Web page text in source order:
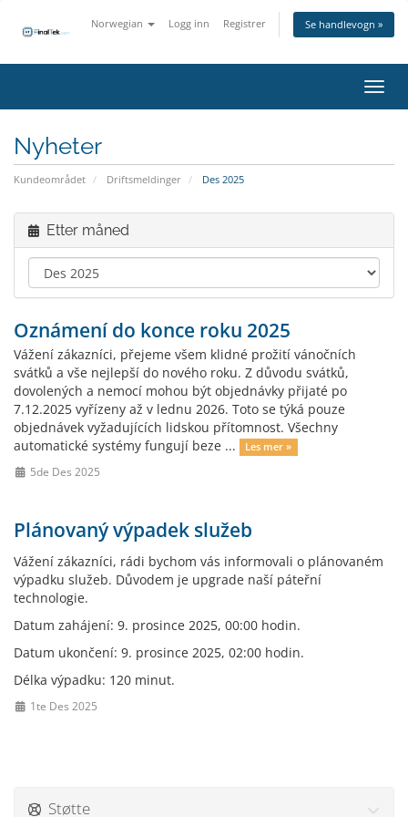
Norwegian Logg inn Registrer Se handlevogn »
Bytt
Nyheter
Kundeområdet Driftsmeldinger Des 2025
Etter måned
Oznámení do konce roku 2025
Vážení zákazníci, přejeme všem klidné prožití vánočních
svátků a vše nejlepší do nového roku. Z důvodu svátků,
dovolených a nemocí mohou být objednávky přijaté po
7.12.2025 vyřízeny až v lednu 2026. Toto se týká pouze
objednávek vyžadujících lidskou přítomnost. Všechny
automatické systémy fungují beze ...
Les mer »
5de Des 2025
Plánovaný výpadek služeb
Vážení zákazníci, rádi bychom vás informovali o plánovaném
výpadku služeb. Důvodem je upgrade naší páteřní
technologie.
Datum zahájení: 9. prosince 2025, 00:00 hodin.
Datum ukončení: 9. prosince 2025, 02:00 hodin.
Délka výpadku: 120 minut.
1te Des 2025
Støtte